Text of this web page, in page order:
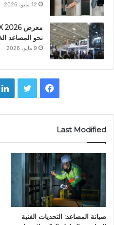
12 مايو، 2026
نحو المصاعد
9 مايو، 2026
ب
و
ك
ت
ر
Last Modified
صيانة المصاعد: التحديات الفنية